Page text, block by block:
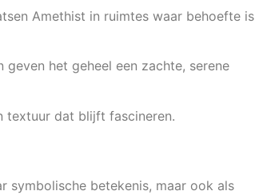
Amethist in ruimtes waar behoefte is
het geheel een zachte, serene
textuur dat blijft fascineren.
symbolische betekenis, maar ook als